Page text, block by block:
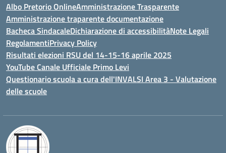
Albo Pretorio OnlineAmministrazione Trasparente
Amministrazione traparente documentazione
Bacheca SindacaleDichiarazione di accessibilitàNote Legali
RegolamentiPrivacy Policy
Risultati elezioni RSU del 14-15-16 aprile 2025
YouTube Canale Ufficiale Primo Levi
Questionario scuola a cura dell'INVALSI Area 3 - Valutazione
delle scuole